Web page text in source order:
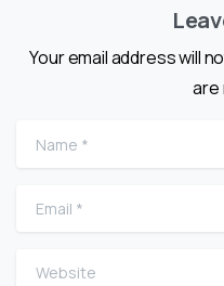
Your email address will
are
Name
Email
Website